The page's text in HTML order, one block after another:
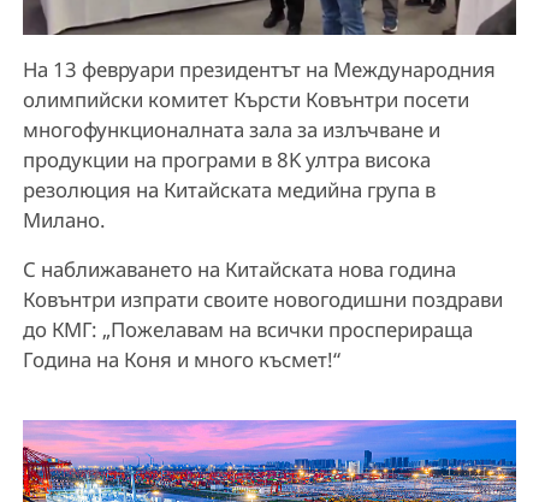
На 13 февруари президентът на Международния
олимпийски комитет Кърсти Ковънтри посети
многофункционалната зала за излъчване и
продукции на програми в 8K ултра висока
резолюция на Китайската медийна група в
Милано.
С наближаването на Китайската нова година
Ковънтри изпрати своите новогодишни поздрави
до КМГ: „Пожелавам на всички просперираща
Година на Коня и много късмет!“